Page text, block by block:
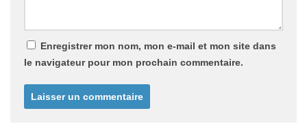
Enregistrer mon nom, mon e-mail et mon site dans
le navigateur pour mon prochain commentaire.